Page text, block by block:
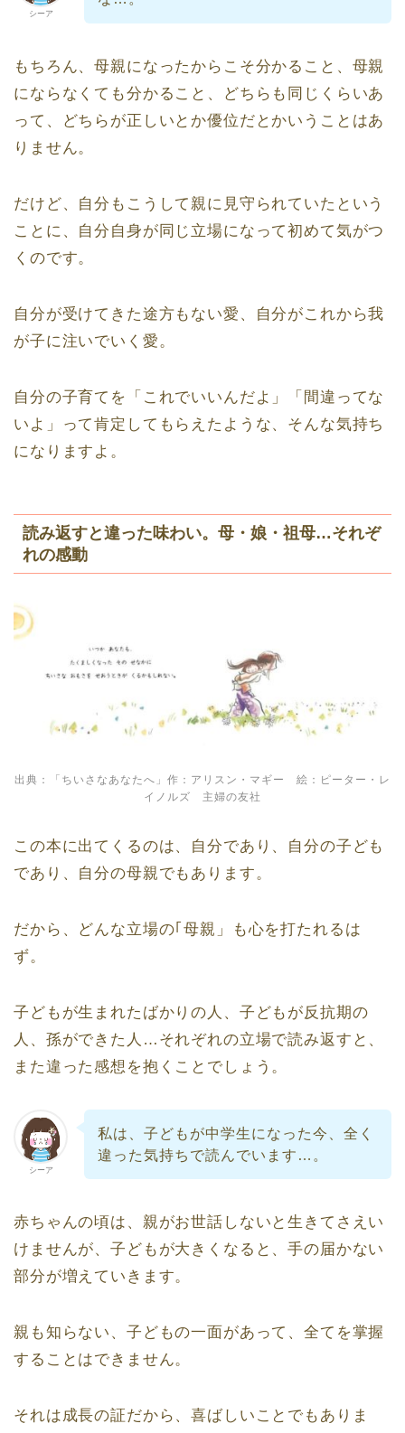
シーア
もちろん、母親になったからこそ分かること、母親
にならなくても分かること、どちらも同じくらいあ
って、どちらが正しいとか優位だとかいうことはあ
りません。
だけど、自分もこうして親に見守られていたという
ことに、自分自身が同じ立場になって初めて気がつ
くのです。
自分が受けてきた途方もない愛、自分がこれから我
が子に注いでいく愛。
自分の子育てを「これでいいんだよ」「間違ってな
いよ」って肯定してもらえたような、そんな気持ち
になりますよ。
読み返すと違った味わい。母・娘・祖母…それぞ
れの感動
出典：「ちいさなあなたへ」作：アリスン・マギー 絵：ピーター・レ
イノルズ 主婦の友社
この本に出てくるのは、自分であり、自分の子ども
であり、自分の母親でもあります。
だから、どんな立場の｢母親」も心を打たれるは
ず。
子どもが生まれたばかりの人、子どもが反抗期の
人、孫ができた人…それぞれの立場で読み返すと、
また違った感想を抱くことでしょう。
シーア
私は、子どもが中学生になった今、全く
違った気持ちで読んでいます…。
赤ちゃんの頃は、親がお世話しないと生きてさえい
けませんが、子どもが大きくなると、手の届かない
部分が増えていきます。
親も知らない、子どもの一面があって、全てを掌握
することはできません。
それは成長の証だから、喜ばしいことでもありま